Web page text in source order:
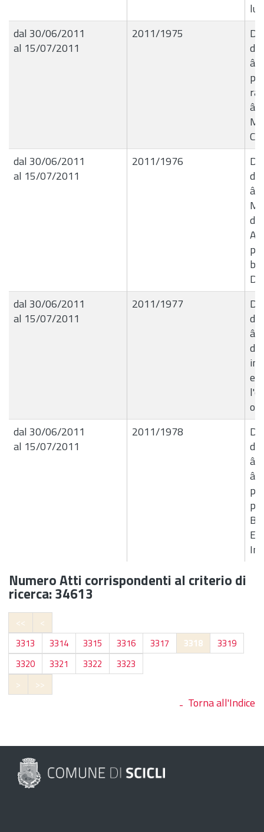
dal 30/06/2011
al 15/07/2011
2011/1975
dal 30/06/2011
al 15/07/2011
2011/1976
dal 30/06/2011
al 15/07/2011
2011/1977
di
dal 30/06/2011
al 15/07/2011
2011/1978
Numero Atti corrispondenti al criterio di
ricerca: 34613
<<
<
3313
3314 3315 3316 3317 3318
3319
3320
3321 3322
3323
>
>>
Torna all'Indice